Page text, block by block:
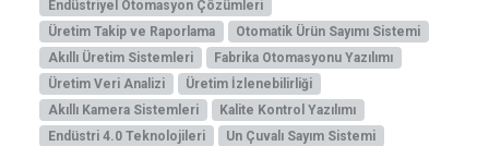
Endüstriyel Otomasyon Çözümleri
Üretim Takip ve Raporlama
Otomatik Ürün Sayımı Sistemi
Akıllı Üretim Sistemleri
Fabrika Otomasyonu Yazılımı
Üretim Veri Analizi
Üretim İzlenebilirliği
Akıllı Kamera Sistemleri
Kalite Kontrol Yazılımı
Endüstri 4.0 Teknolojileri
Un Çuvalı Sayım Sistemi